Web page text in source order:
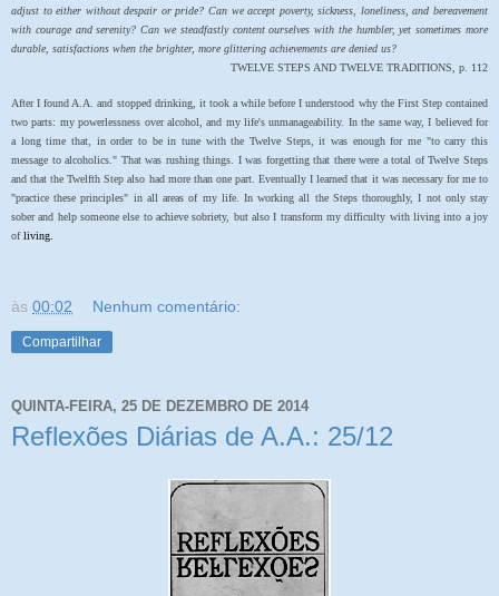
adjust to either without despair or pride? Can we accept poverty, sickness, loneliness, and bereavement
with courage and serenity? Can we steadfastly content ourselves with the humbler, yet sometimes more
durable, satisfactions when the brighter, more glittering achievements are denied us?
TWELVE STEPS AND TWELVE TRADITIONS, p. 112
After I found A.A. and stopped drinking, it took a while before I understood why the First Step contained
two parts: my powerlessness over alcohol, and my life's unmanageability. In the same way, I believed for
a long time that, in order to be in tune with the Twelve Steps, it was enough for me "to carry this
message to alcoholics." That was rushing things. I was forgetting that there were a total of Twelve Steps
and that the Twelfth Step also had more than one part. Eventually I learned that it was necessary for me to
"practice these principles" in all areas of my life. In working all the Steps thoroughly, I not only stay
sober and help someone else to achieve sobriety, but also I transform my difficulty with living into a joy
ofliving.
às 00:02 Nenhum comentário:
Compartilhar
QUINTA-FEIRA, 25 DE DEZEMBRO DE 2014
Reflexões Diárias de A.A.: 25/12